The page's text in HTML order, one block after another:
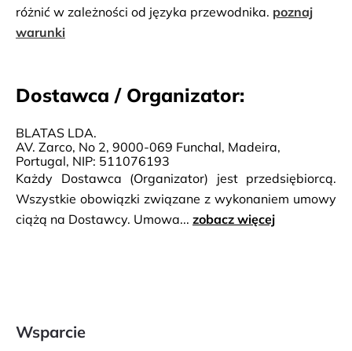
różnić w zależności od języka przewodnika. poznaj
warunki
Dostawca / Organizator:
BLATAS LDA.
AV. Zarco, No 2, 9000-069 Funchal, Madeira,
Portugal, NIP: 511076193
Każdy Dostawca (Organizator) jest przedsiębiorcą.
Wszystkie obowiązki związane z wykonaniem umowy
ciążą na Dostawcy. Umowa... zobacz więcej
Wsparcie